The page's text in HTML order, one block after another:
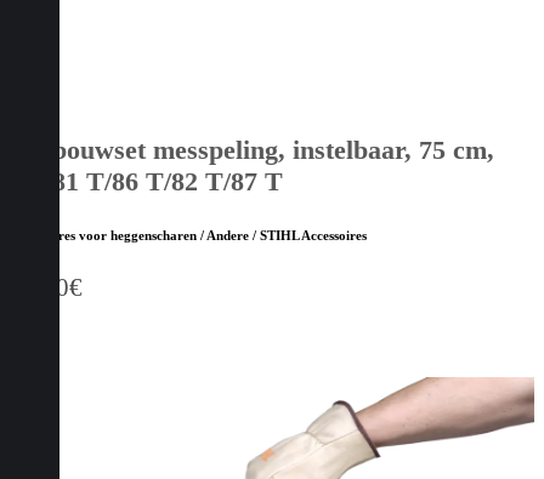
Ombouwset messpeling, instelbaar, 75 cm,
HS 81 T/86 T/82 T/87 T
Accessoires voor heggenscharen / Andere / STIHL Accessoires
26,80€